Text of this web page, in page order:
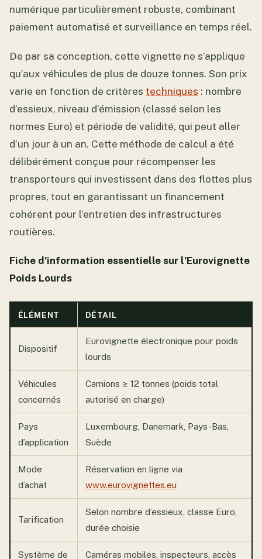
numérique particulièrement robuste, combinant
paiement automatisé et surveillance en temps réel.
De par sa conception, cette vignette ne s’applique
qu’aux véhicules de plus de douze tonnes. Son prix
varie en fonction de critères techniques : nombre
d’essieux, niveau d’émission (classé selon les
normes Euro) et période de validité, qui peut aller
d’un jour à un an. Cette méthode de calcul a été
délibérément conçue pour récompenser les
transporteurs qui investissent dans des flottes plus
propres, tout en garantissant un financement
cohérent pour l’entretien des infrastructures
routières.
Fiche d’information essentielle sur l’Eurovignette
Poids Lourds
ÉLÉMENT DÉTAIL
Dispositif
Eurovignette électronique pour poids
lourds
Véhicules
concernés
Camions ≥ 12 tonnes (poids total
autorisé en charge)
Pays
d’application
Luxembourg, Danemark, Pays-Bas,
Suède
Mode
d’achat
Réservation en ligne via
www.eurovignettes.eu
Tarification
Selon nombre d’essieux, classe Euro,
durée choisie
Système de Caméras mobiles, inspecteurs, accès